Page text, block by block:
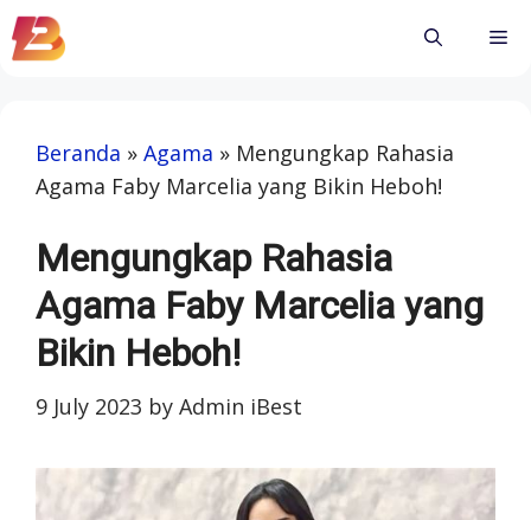
Skip
to
Beranda » Agama » Mengungkap Rahasia
Agama Faby Marcelia yang Bikin Heboh!
Mengungkap Rahasia
Agama Faby Marcelia yang
Bikin Heboh!
9 July 2023 by Admin iBest